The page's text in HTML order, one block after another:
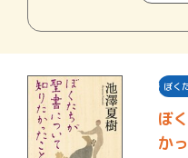
ぼく
ぼ
か